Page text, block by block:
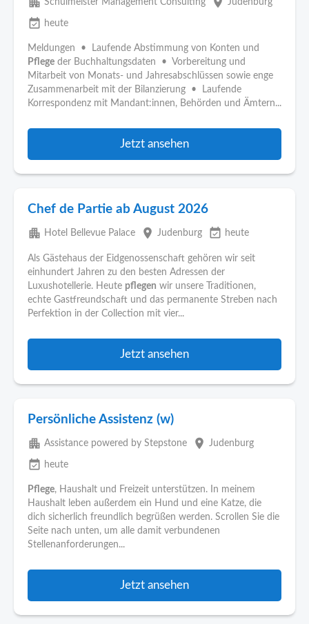
Schulmeister Management Consulting Judenburg
event_available heute
Meldungen • Laufende Abstimmung von Konten und
Pflege der Buchhaltungsdaten • Vorbereitung und
Mitarbeit von Monats- und Jahresabschlüssen sowie enge
Zusammenarbeit mit der Bilanzierung • Laufende
Korrespondenz mit Mandant:innen, Behörden und Ämtern...
Jetzt ansehen
Chef de Partie ab August 2026
apartment Hotel Bellevue Palace place Judenburg event_available heute
Als Gästehaus der Eidgenossenschaft gehören wir seit
einhundert Jahren zu den besten Adressen der
Luxushotellerie. Heute pflegen wir unsere Traditionen,
echte Gastfreundschaft und das permanente Streben nach
Perfektion in der Collection mit vier...
Jetzt ansehen
Persönliche Assistenz (w)
apartment Assistance powered by Stepstone place Judenburg
event_available heute
Pflege, Haushalt und Freizeit unterstützen. In meinem
Haushalt leben außerdem ein Hund und eine Katze, die
dich sicherlich freundlich begrüßen werden. Scrollen Sie die
Seite nach unten, um alle damit verbundenen
Stellenanforderungen...
Jetzt ansehen